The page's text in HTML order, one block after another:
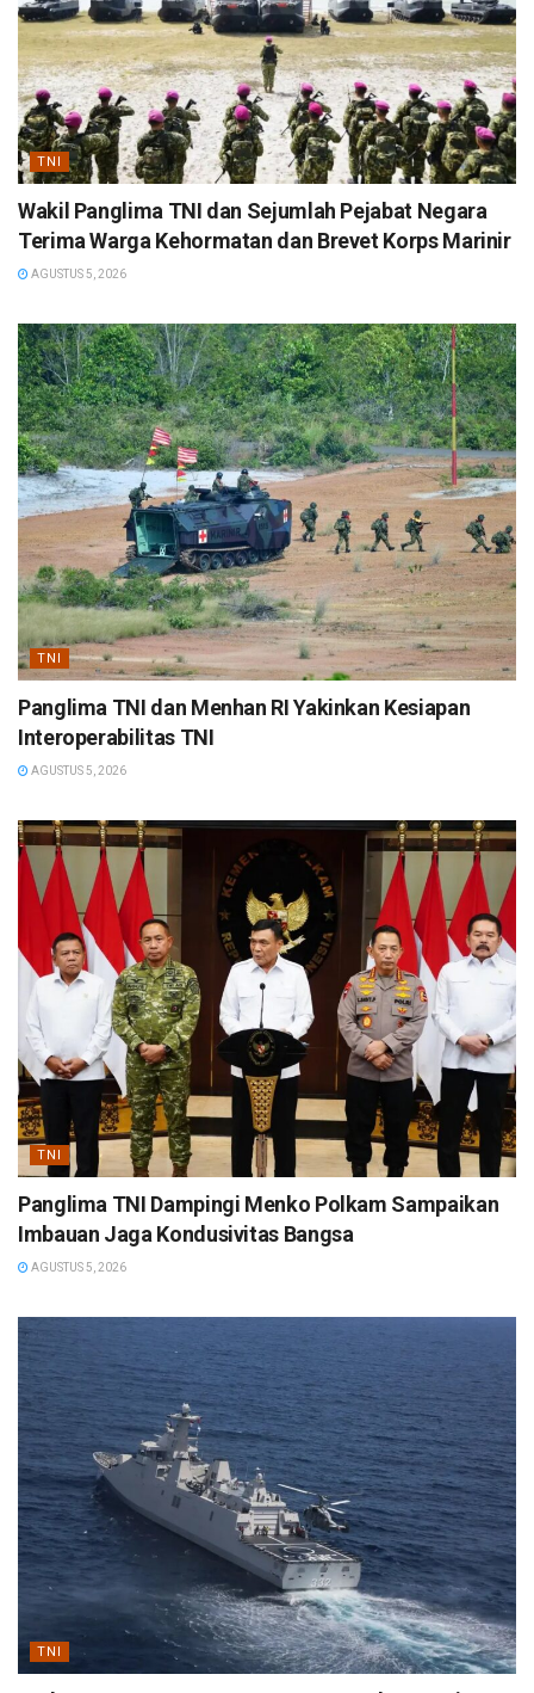
TNI
Wakil Panglima TNI dan Sejumlah Pejabat Negara
Terima Warga Kehormatan dan Brevet Korps Marinir
AGUSTUS 5, 2026
TNI
Panglima TNI dan Menhan RI Yakinkan Kesiapan
Interoperabilitas TNI
AGUSTUS 5, 2026
TNI
Panglima TNI Dampingi Menko Polkam Sampaikan
Imbauan Jaga Kondusivitas Bangsa
AGUSTUS 5, 2026
TNI